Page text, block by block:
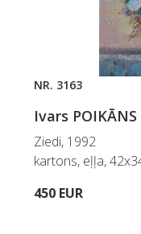
NR. 3163
Ivars POIKĀNS
Ziedi, 1992
kartons, eļļa,
450 EUR